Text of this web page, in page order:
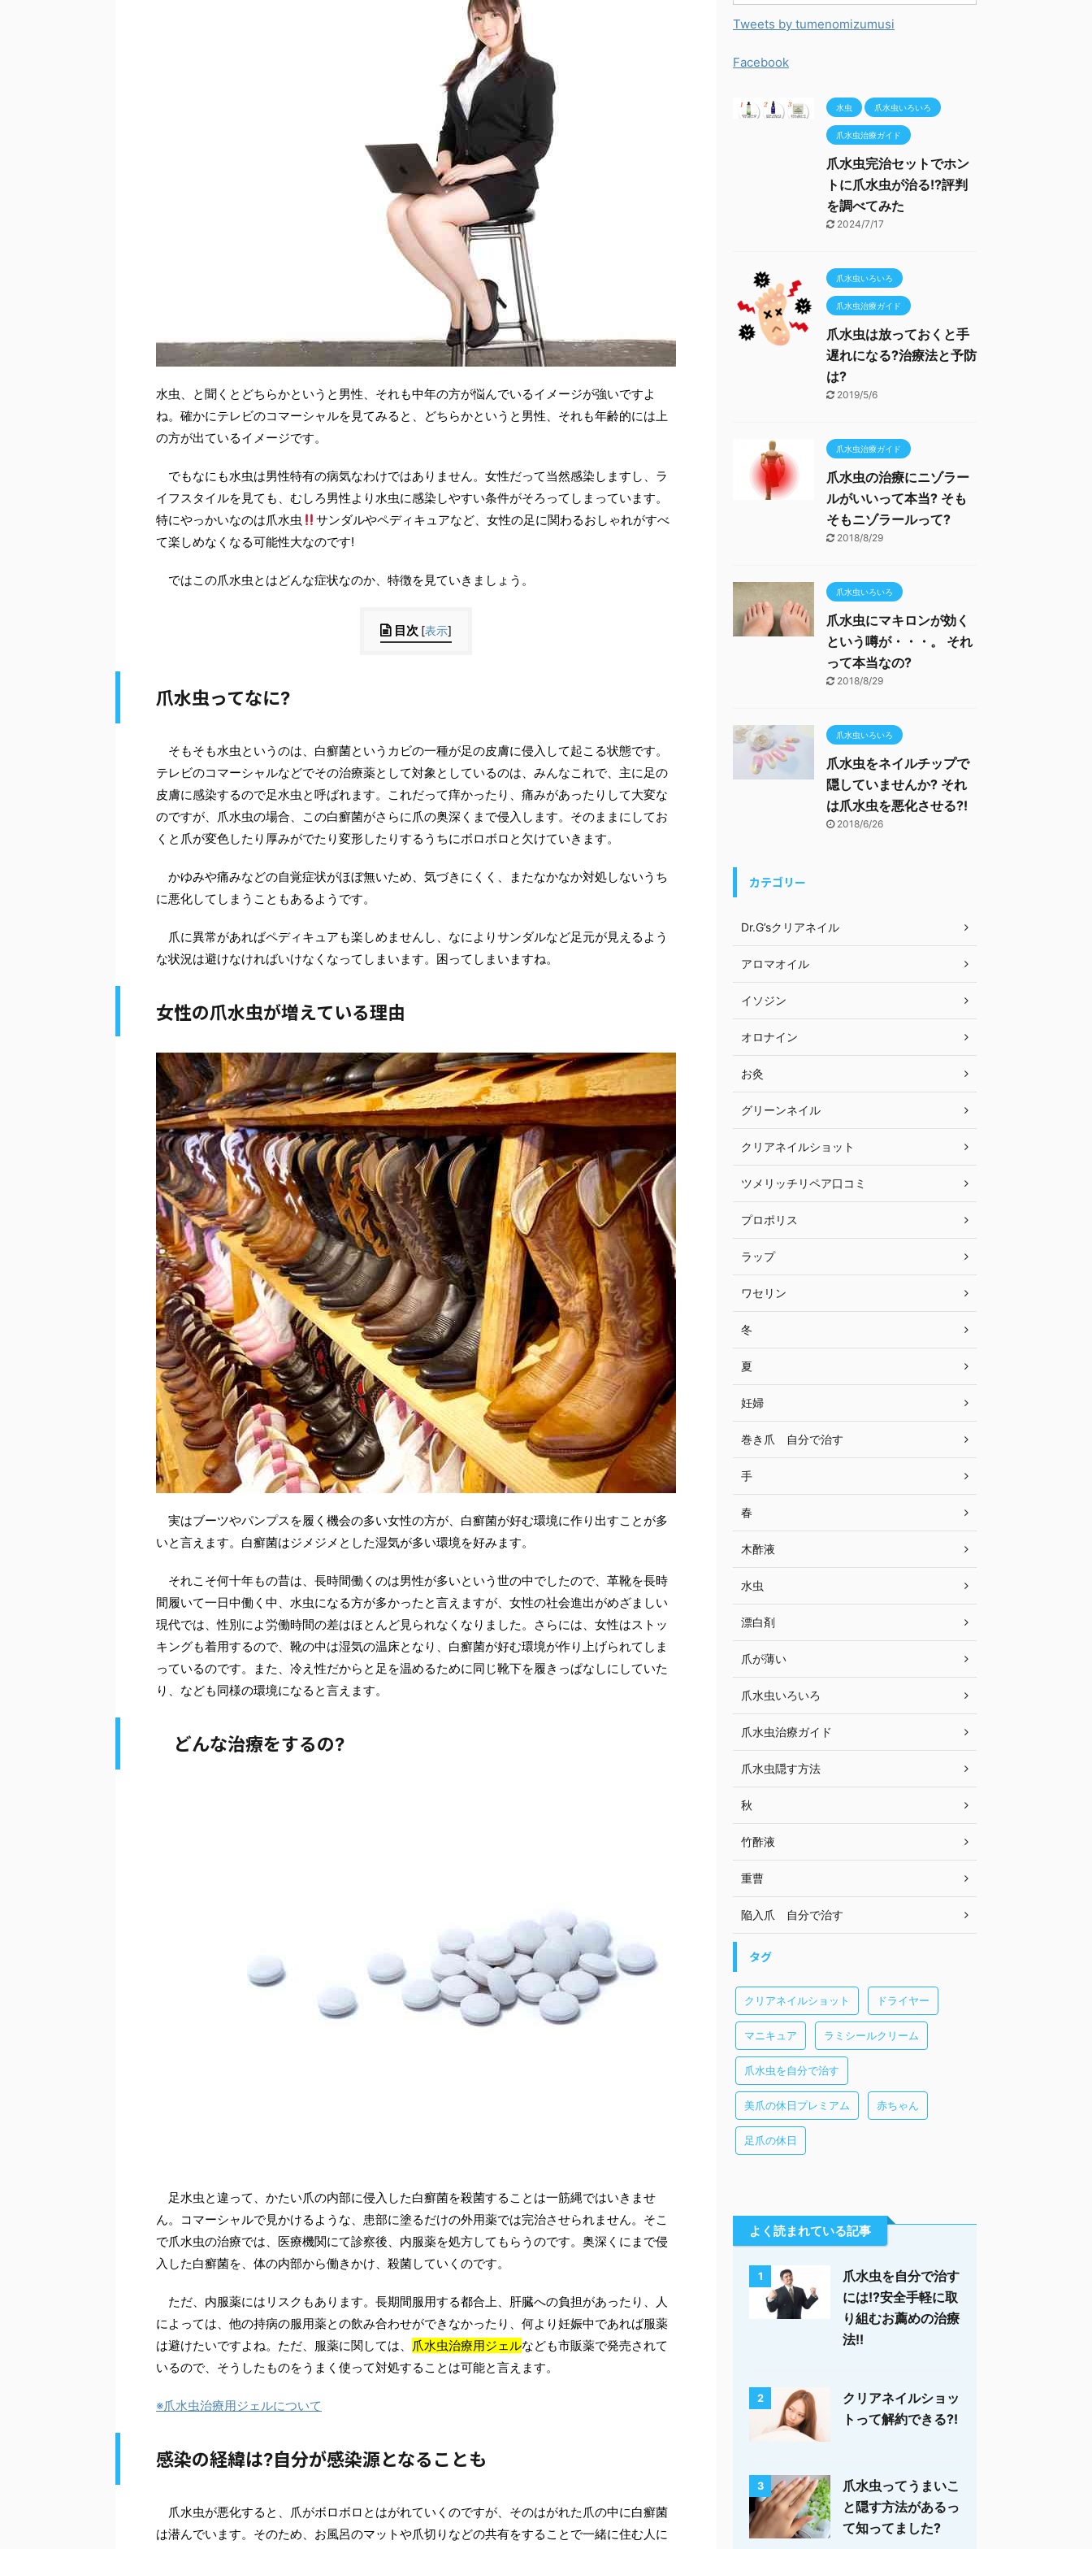
水虫、と聞くとどちらかというと男性、それも中年の方が悩んでいるイメージが強いですよ
ね。確かにテレビのコマーシャルを見てみると、どちらかというと男性、それも年齢的には上
の方が出ているイメージです。
でもなにも水虫は男性特有の病気なわけではありません。女性だって当然感染しますし、ラ
イフスタイルを見ても、むしろ男性より水虫に感染しやすい条件がそろってしまっています。
特にやっかいなのは爪水虫
サンダルやペディキュアなど、女性の足に関わるおしゃれがすべ
て楽しめなくなる可能性大なのです!
ではこの爪水虫とはどんな症状なのか、特徴を見ていきましょう。
目次 [表示]
爪水虫ってなに?
そもそも水虫というのは、白癬菌というカビの一種が足の皮膚に侵入して起こる状態です。
テレビのコマーシャルなどでその治療薬として対象としているのは、みんなこれで、主に足の
皮膚に感染するので足水虫と呼ばれます。これだって痒かったり、痛みがあったりして大変な
のですが、爪水虫の場合、この白癬菌がさらに爪の奥深くまで侵入します。そのままにしてお
くと爪が変色したり厚みがでたり変形したりするうちにボロボロと欠けていきます。
かゆみや痛みなどの自覚症状がほぼ無いため、気づきにくく、またなかなか対処しないうち
に悪化してしまうこともあるようです。
爪に異常があればペディキュアも楽しめませんし、なによりサンダルなど足元が見えるよう
な状況は避けなければいけなくなってしまいます。困ってしまいますね。
女性の爪水虫が増えている理由
実はブーツやパンプスを履く機会の多い女性の方が、白癬菌が好む環境に作り出すことが多
いと言えます。白癬菌はジメジメとした湿気が多い環境を好みます。
それこそ何十年もの昔は、長時間働くのは男性が多いという世の中でしたので、革靴を長時
間履いて一日中働く中、水虫になる方が多かったと言えますが、女性の社会進出がめざましい
現代では、性別によ労働時間の差はほとんど見られなくなりました。さらには、女性はストッ
キングも着用するので、靴の中は湿気の温床となり、白癬菌が好む環境が作り上げられてしま
っているのです。また、冷え性だからと足を温めるために同じ靴下を履きっぱなしにしていた
り、なども同様の環境になると言えます。
どんな治療をするの?
足水虫と違って、かたい爪の内部に侵入した白癬菌を殺菌することは一筋縄ではいきませ
ん。コマーシャルで見かけるような、患部に塗るだけの外用薬では完治させられません。そこ
で爪水虫の治療では、医療機関にて診察後、内服薬を処方してもらうのです。奥深くにまで侵
入した白癬菌を、体の内部から働きかけ、殺菌していくのです。
ただ、内服薬にはリスクもあります。長期間服用する都合上、肝臓への負担があったり、人
によっては、他の持病の服用薬との飲み合わせができなかったり、何より妊娠中であれば服薬
は避けたいですよね。ただ、服薬に関しては、 爪水虫治療用ジェルなども市販薬で発売されて
いるので、そうしたものをうまく使って対処することは可能と言えます。
※爪水虫治療用ジェルについて
感染の経緯は?自分が感染源となることも
爪水虫が悪化すると、爪がボロボロとはがれていくのですが、そのはがれた爪の中に白癬菌
は潜んでいます。そのため、お風呂のマットや爪切りなどの共有をすることで一緒に住む人に
Tweets by tumenomizumusi
Facebook
水虫 爪水虫いろいろ
爪水虫治療ガイド
爪水虫完治セットでホン
トに爪水虫が治る!?評判
を調べてみた
2024/7/17
爪水虫いろいろ
爪水虫治療ガイド
爪水虫は放っておくと手
遅れになる?治療法と予防
は?
2019/5/6
爪水虫治療ガイド
爪水虫の治療にニゾラー
ルがいいって本当? そも
そもニゾラールって?
2018/8/29
爪水虫いろいろ
爪水虫にマキロンが効く
という噂が・・・。 それ
って本当なの?
2018/8/29
爪水虫いろいろ
爪水虫をネイルチップで
隠していませんか? それ
は爪水虫を悪化させる?!
2018/6/26
カテゴリー
Dr.G’sクリアネイル
アロマオイル
イソジン
オロナイン
お灸
グリーンネイル
クリアネイルショット
ツメリッチリペア口コミ
プロポリス
ラップ
ワセリン
冬
夏
妊婦
巻き爪 自分で治す
手
春
木酢液
水虫
漂白剤
爪が薄い
爪水虫いろいろ
爪水虫治療ガイド
爪水虫隠す方法
秋
竹酢液
重曹
陥入爪 自分で治す
タグ
クリアネイルショット ドライヤー
マニキュア ラミシールクリーム
爪水虫を自分で治す
美爪の休日プレミアム 赤ちゃん
足爪の休日
よく読まれている記事
1
爪水虫を自分で治す
には!?安全手軽に取
り組むお薦めの治療
法!!
2
クリアネイルショッ
トって解約できる?!
3
爪水虫ってうまいこ
と隠す方法があるっ
て知ってました?